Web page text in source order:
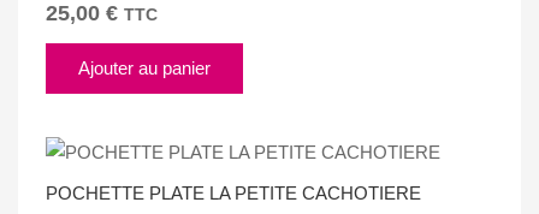
25,00 € TTC
Ajouter au panier
POCHETTE PLATE LA PETITE CACHOTIERE